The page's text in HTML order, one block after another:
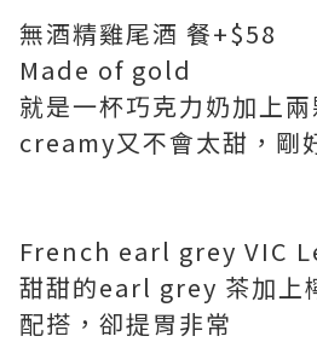
無酒精雞尾酒 餐+$58
Made of gold
就是一杯巧克力奶加上兩
creamy又不會太甜，剛
French earl grey VIC
甜甜的earl grey 茶加上
配搭，卻提胃非常